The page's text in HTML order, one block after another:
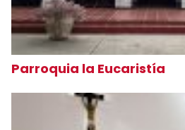
Parroquia la Eucaristía